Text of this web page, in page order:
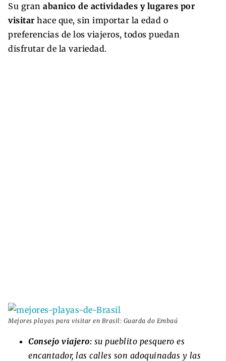
Su gran abanico de actividades y lugares por
visitar hace que, sin importar la edad o
preferencias de los viajeros, todos puedan
disfrutar de la variedad.
Mejores playas para visitar en Brasil: Guarda do Embaú
Consejo viajero: su pueblito pesquero es
encantador, las calles son adoquinadas y las